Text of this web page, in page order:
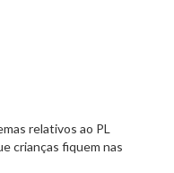
relativos ao PL
crianças fiquem nas